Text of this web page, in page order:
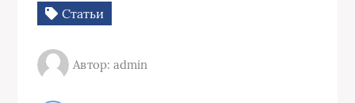
Статьи
Автор: admin